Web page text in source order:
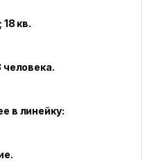
кв.
человека.
в линейку: